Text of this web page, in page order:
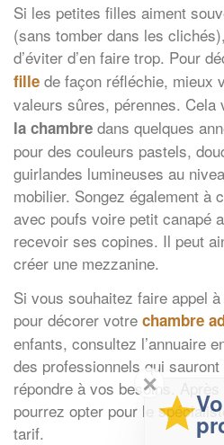
Si les petites filles aiment
(sans tomber dans les
d’éviter d’en faire trop. Pour
fille de façon réfléchie, mieux
valeurs sûres, pérennes. Cela
la chambre dans quelques
pour des couleurs pastels,
guirlandes lumineuses au
mobilier. Songez également à
avec poufs voire petit canapé
recevoir ses copines. Il peut
créer une mezzanine.
Si vous souhaitez faire appel
pour décorer votre chambre
enfants, consultez l’annuaire
des professionnels qui
répondre à vos besoins. Après
pourrez opter pour le
tarif.
✕
Vous